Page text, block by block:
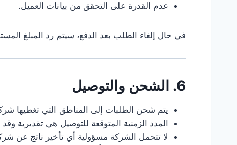
عدم القدرة على التحقق من بيانات العميل.
في حال إلغاء الطلب بعد الدفع، سيتم رد المبلغ
6. الشحن والتوصيل
يتم شحن الطلبات إلى المناطق التي تغطيها
المدد الزمنية المتوقعة للتوصيل هي
لا تتحمل الشركة مسؤولية أي تأخير ناتج عن